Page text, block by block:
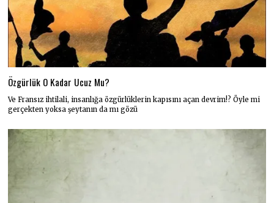
Özgürlük O Kadar Ucuz Mu?
Ve Fransız ihtilali, insanlığa özgürlüklerin kapısını açan devrim!? Öyle mi
gerçekten yoksa şeytanın da mı gözü